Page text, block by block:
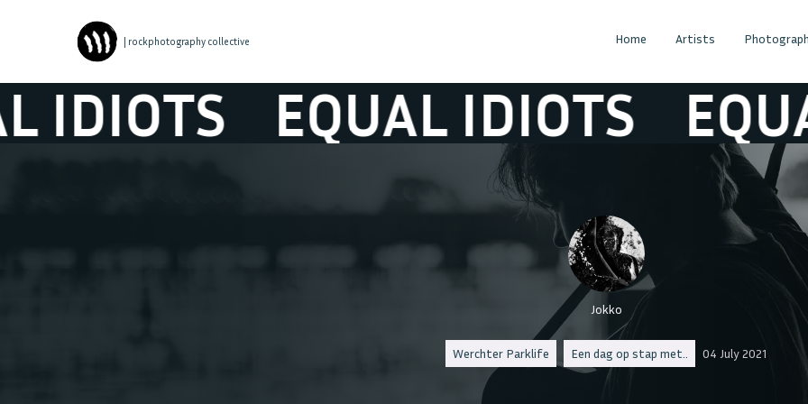
| rockphotography collective Home Artists
EQUAL IDIOTS EQUAL
Jokko
Werchter Parklife Een dag op stap met.. 04 July 2021